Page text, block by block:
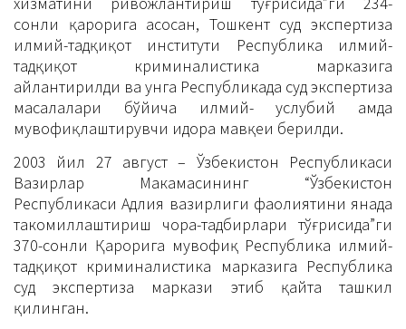
сонли қарорига асосан, Тошкент суд экспертиза
илмий-тадқиқот институти Республика илмий-
тадқиқот криминалистика марказига
айлантирилди ва унга Республикада суд экспертиза
масалалари бўйича илмий- услубий ҳамда
мувофиқлаштирувчи идора мавқеи берилди.
2003 йил 27 август – Ўзбекистон Республикаси
Вазирлар Маҳкамасининг “Ўзбекистон
Республикаси Адлия вазирлиги фаолиятини янада
такомиллаштириш чора-тадбирлари тўғрисида”ги
370-сонли Қарорига мувофиқ Республика илмий-
тадқиқот криминалистика марказига Республика
суд экспертиза маркази этиб қайта ташкил
қилинган.